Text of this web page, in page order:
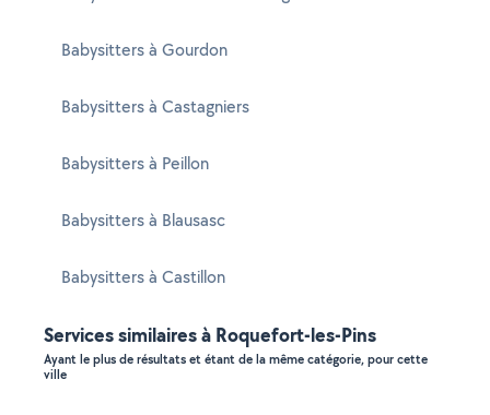
Babysitters à Gourdon
Babysitters à Castagniers
Babysitters à Peillon
Babysitters à Blausasc
Babysitters à Castillon
Services similaires à Roquefort-les-Pins
Ayant le plus de résultats et étant de la même catégorie, pour cette
ville